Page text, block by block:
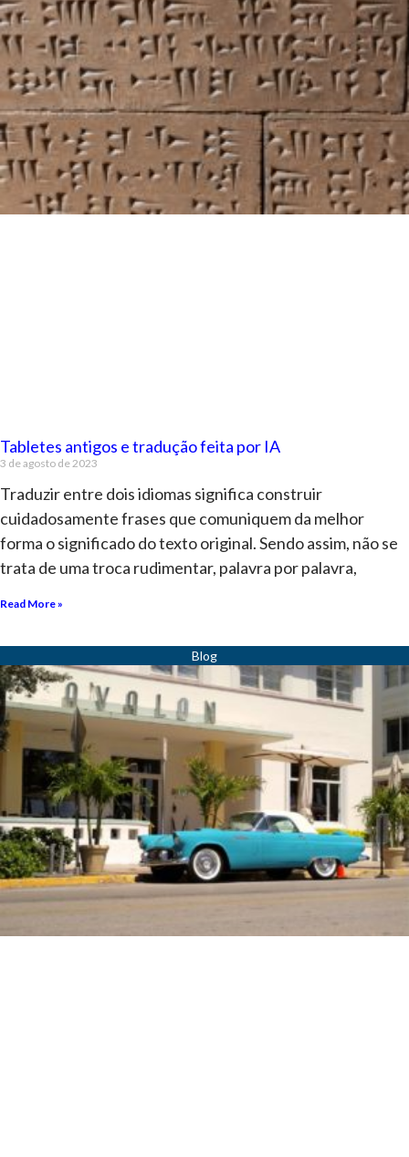
Tabletes antigos e tradução feita por IA
3 de agosto de 2023
Traduzir entre dois idiomas significa construir
cuidadosamente frases que comuniquem da melhor
forma o significado do texto original. Sendo assim, não se
trata de uma troca rudimentar, palavra por palavra,
Read More »